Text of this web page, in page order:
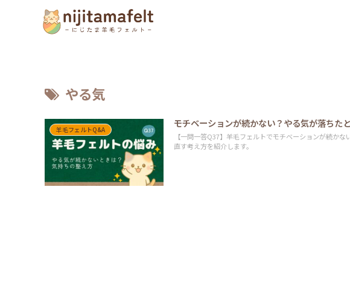
やる気
羊毛フェルトQ&A
モチベーションが続かない？やる気が落ちた
【一問一答Q37】羊毛フェルトでモチベーションが続か
直す考え方を紹介します。